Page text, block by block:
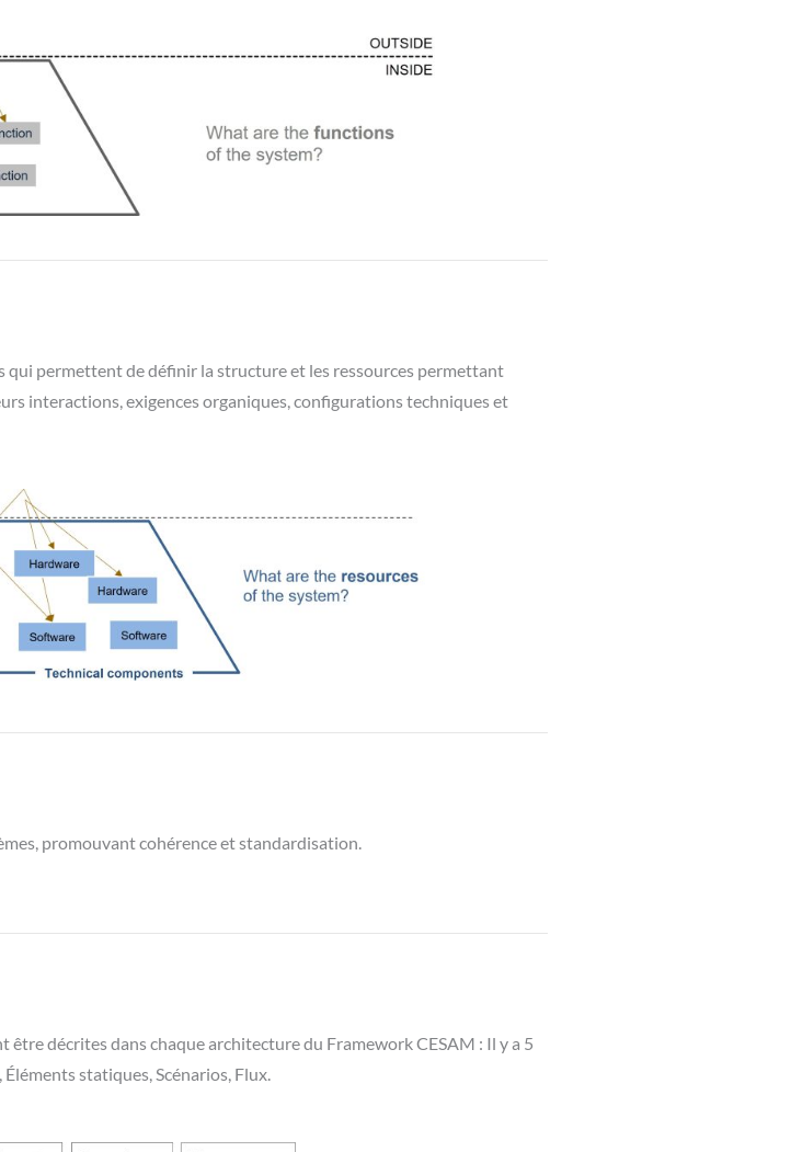
qui permettent de définir la structure et les ressources permettant
interactions, exigences organiques, configurations techniques et
promouvant cohérence et standardisation.
décrites dans chaque architecture du Framework CESAM : Il y a 5
statiques, Scénarios, Flux.